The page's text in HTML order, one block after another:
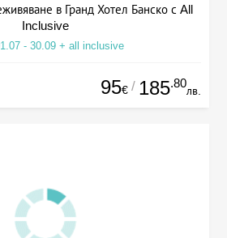
в Гранд Хотел Банско с All
Inclusive
- 30.09 + all inclusive
95€ / 185.80
лв.